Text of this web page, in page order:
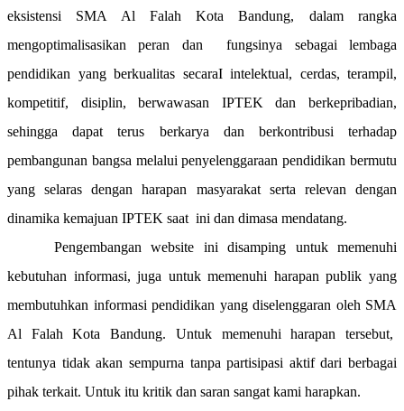
eksistensi SMA Al Falah Kota Bandung, dalam rangka
mengoptimalisasikan peran dan fungsinya sebagai lembaga
pendidikan yang berkualitas secaraI intelektual, cerdas, terampil,
kompetitif, disiplin, berwawasan IPTEK dan berkepribadian,
sehingga dapat terus berkarya dan berkontribusi terhadap
pembangunan bangsa melalui penyelenggaraan pendidikan bermutu
yang selaras dengan harapan masyarakat serta relevan dengan
dinamika kemajuan IPTEK saat ini dan dimasa mendatang.
Pengembangan website ini disamping untuk memenuhi
kebutuhan informasi, juga untuk memenuhi harapan publik yang
membutuhkan informasi pendidikan yang diselenggaran oleh SMA
Al Falah Kota Bandung. Untuk memenuhi harapan tersebut,
tentunya tidak akan sempurna tanpa partisipasi aktif dari berbagai
pihak terkait. Untuk itu kritik dan saran sangat kami harapkan.